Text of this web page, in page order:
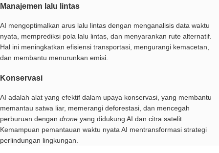
Manajemen lalu lintas
AI mengoptimalkan arus lalu lintas dengan menganalisis data waktu
nyata, memprediksi pola lalu lintas, dan menyarankan rute alternatif.
Hal ini meningkatkan efisiensi transportasi, mengurangi kemacetan,
dan membantu menurunkan emisi.
Konservasi
AI adalah alat yang efektif dalam upaya konservasi, yang membantu
memantau satwa liar, memerangi deforestasi, dan mencegah
perburuan dengan drone yang didukung AI dan citra satelit.
Kemampuan pemantauan waktu nyata AI mentransformasi strategi
perlindungan lingkungan.